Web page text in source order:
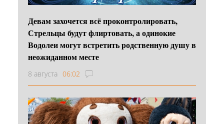
Девам захочется всё проконтролировать,
Стрельцы будут флиртовать, а одинокие
Водолеи могут встретить родственную душу в
неожиданном месте
8 августа 06:02